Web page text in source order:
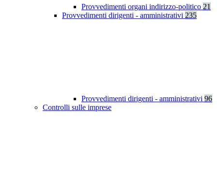
Provvedimenti organi indirizzo-politico 21
Provvedimenti dirigenti - amministrativi 235
Provvedimenti dirigenti - amministrativi 96
Controlli sulle imprese